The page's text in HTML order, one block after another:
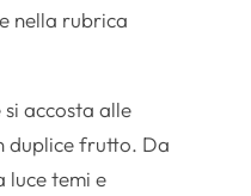
nella rubrica
accosta alle
duplice frutto. Da
luce temi e